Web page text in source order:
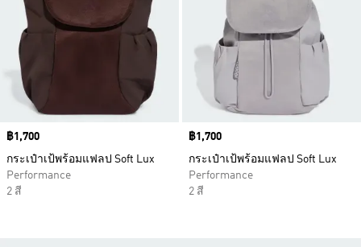
Price
฿1,700
กระเป๋าเป้พร้อมแฟลป Soft Lux
Performance
2 สี
Price
฿1,700
กระเป๋าเป้พร้อมแฟลป Soft Lux
Performance
2 สี